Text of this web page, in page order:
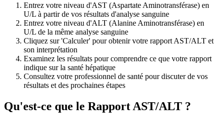
Entrez votre niveau d'AST (Aspartate Aminotransférase) en
U/L à partir de vos résultats d'analyse sanguine
Entrez votre niveau d'ALT (Alanine Aminotransférase) en
U/L de la même analyse sanguine
Cliquez sur 'Calculer' pour obtenir votre rapport AST/ALT et
son interprétation
Examinez les résultats pour comprendre ce que votre rapport
indique sur la santé hépatique
Consultez votre professionnel de santé pour discuter de vos
résultats et des prochaines étapes
Qu'est-ce que le Rapport AST/ALT ?